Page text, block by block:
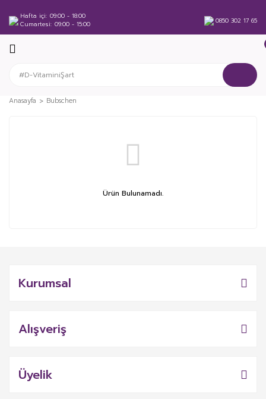
Hafta içi 09:00 - 18:00
Cumartesi 09:00 - 15:00 0850 302 17 65
Anasayfa Bubschen
Ürün Bulunamadı.
Kurumsal
Alışveriş
Üyelik